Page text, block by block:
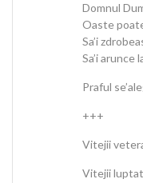
Domnul
Oaste
Sa’i
Sa’i arunce
Praful
+++
Vitejii
Vitejii